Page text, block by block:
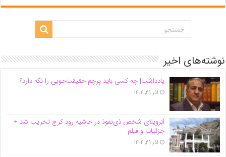
نوشته‌های اخیر
یادداشت| ‌چه کسی باید پرچم حقیقت‌جویی را نگه دارد؟
آذر ۲۹, ۱۴۰۴
اَبَر‌ویلای شخص ذی‌نفوذ در حاشیه‌ رود کرج تخریب شد +
جزئیات و فیلم
آذر ۲۹, ۱۴۰۴